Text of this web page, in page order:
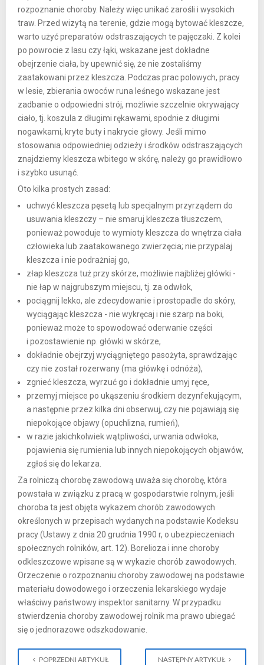
rozpoznanie choroby. Należy więc unikać zarośli i wysokich
traw. Przed wizytą na terenie, gdzie mogą bytować kleszcze,
warto użyć preparatów odstraszających te pajęczaki. Z kolei
po powrocie z lasu czy łąki, wskazane jest dokładne
obejrzenie ciała, by upewnić się, że nie zostaliśmy
zaatakowani przez kleszcza. Podczas prac polowych, pracy
w lesie, zbierania owoców runa leśnego wskazane jest
zadbanie o odpowiedni strój, możliwie szczelnie okrywający
ciało, tj. koszula z długimi rękawami, spodnie z długimi
nogawkami, kryte buty i nakrycie głowy. Jeśli mimo
stosowania odpowiedniej odzieży i środków odstraszających
znajdziemy kleszcza wbitego w skórę, należy go prawidłowo
i szybko usunąć.
Oto kilka prostych zasad:
uchwyć kleszcza pęsetą lub specjalnym przyrządem do
usuwania kleszczy – nie smaruj kleszcza tłuszczem,
ponieważ powoduje to wymioty kleszcza do wnętrza ciała
człowieka lub zaatakowanego zwierzęcia; nie przypalaj
kleszcza i nie podrażniaj go,
złap kleszcza tuż przy skórze, możliwie najbliżej główki -
nie łap w najgrubszym miejscu, tj. za odwłok,
pociągnij lekko, ale zdecydowanie i prostopadle do skóry,
wyciągając kleszcza - nie wykręcaj i nie szarp na boki,
ponieważ może to spowodować oderwanie części
i pozostawienie np. główki w skórze,
dokładnie obejrzyj wyciągniętego pasożyta, sprawdzając
czy nie został rozerwany (ma główkę i odnóża),
zgnieć kleszcza, wyrzuć go i dokładnie umyj ręce,
przemyj miejsce po ukąszeniu środkiem dezynfekującym,
a następnie przez kilka dni obserwuj, czy nie pojawiają się
niepokojące objawy (opuchlizna, rumień),
w razie jakichkolwiek wątpliwości, urwania odwłoka,
pojawienia się rumienia lub innych niepokojących objawów,
zgłoś się do lekarza.
Za rolniczą chorobę zawodową uważa się chorobę, która
powstała w związku z pracą w gospodarstwie rolnym, jeśli
choroba ta jest objęta wykazem chorób zawodowych
określonych w przepisach wydanych na podstawie Kodeksu
pracy (Ustawy z dnia 20 grudnia 1990 r, o ubezpieczeniach
społecznych rolników, art. 12). Borelioza i inne choroby
odkleszczowe wpisane są w wykazie chorób zawodowych.
Orzeczenie o rozpoznaniu choroby zawodowej na podstawie
materiału dowodowego i orzeczenia lekarskiego wydaje
właściwy państwowy inspektor sanitarny. W przypadku
stwierdzenia choroby zawodowej rolnik ma prawo ubiegać
się o jednorazowe odszkodowanie.
POPRZEDNI ARTYKUŁ NASTĘPNY ARTYKUŁ